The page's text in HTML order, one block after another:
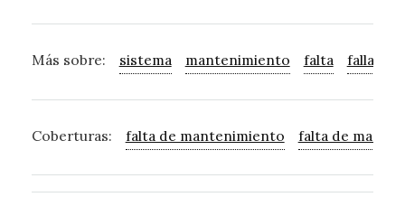
Más sobre: sistema mantenimiento falta falla
Coberturas: falta de mantenimiento falta de